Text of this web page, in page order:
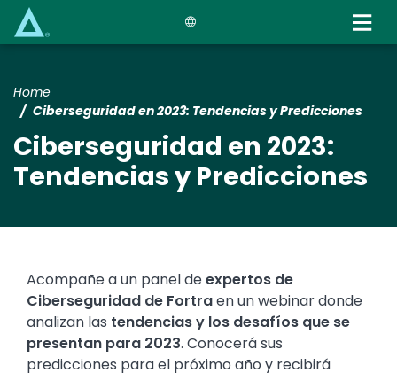
Home
Ciberseguridad en 2023: Tendencias y Predicciones
Ciberseguridad en 2023:
Tendencias y Predicciones
Acompañe a un panel deexpertos de
Ciberseguridad de Fortraen un webinar donde
analizan las tendencias y los desafíos que se
presentan para 2023. Conocerá sus
predicciones para el próximo año y recibirá